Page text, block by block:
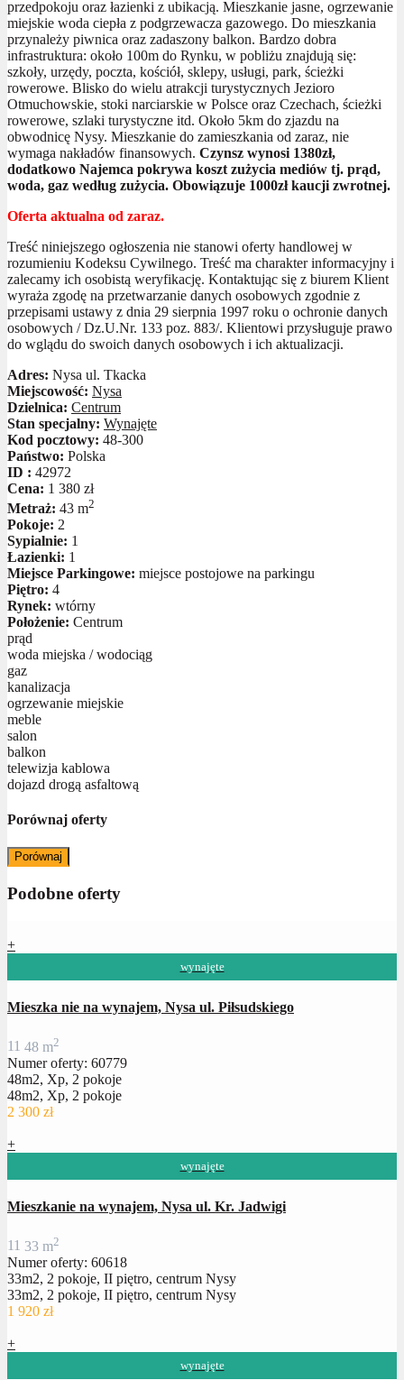
przedpokoju oraz łazienki z ubikacją. Mieszkanie jasne, ogrzewanie
miejskie woda ciepła z podgrzewacza gazowego. Do mieszkania
przynależy piwnica oraz zadaszony balkon. Bardzo dobra
infrastruktura: około 100m do Rynku, w pobliżu znajdują się:
szkoły, urzędy, poczta, kościół, sklepy, usługi, park, ścieżki
rowerowe. Blisko do wielu atrakcji turystycznych Jezioro
Otmuchowskie, stoki narciarskie w Polsce oraz Czechach, ścieżki
rowerowe, szlaki turystyczne itd. Około 5km do zjazdu na
obwodnicę Nysy. Mieszkanie do zamieszkania od zaraz, nie
wymaga nakładów finansowych. Czynsz wynosi 1380zł,
dodatkowo Najemca pokrywa koszt zużycia mediów tj. prąd,
woda, gaz według zużycia. Obowiązuje 1000zł kaucji zwrotnej.
Oferta aktualna od zaraz.
Treść niniejszego ogłoszenia nie stanowi oferty handlowej w
rozumieniu Kodeksu Cywilnego. Treść ma charakter informacyjny i
zalecamy ich osobistą weryfikację. Kontaktując się z biurem Klient
wyraża zgodę na przetwarzanie danych osobowych zgodnie z
przepisami ustawy z dnia 29 sierpnia 1997 roku o ochronie danych
osobowych / Dz.U.Nr. 133 poz. 883/. Klientowi przysługuje prawo
do wglądu do swoich danych osobowych i ich aktualizacji.
Adres: Nysa ul. Tkacka
Miejscowość: Nysa
Dzielnica: Centrum
Stan specjalny: Wynajęte
Kod pocztowy: 48-300
Państwo: Polska
ID : 42972
Cena: 1 380 zł
Metraż: 43 m2
Pokoje: 2
Sypialnie: 1
Łazienki: 1
Miejsce Parkingowe: miejsce postojowe na parkingu
Piętro: 4
Rynek: wtórny
Położenie: Centrum
prąd
woda miejska / wodociąg
gaz
kanalizacja
ogrzewanie miejskie
meble
salon
balkon
telewizja kablowa
dojazd drogą asfaltową
Porównaj oferty
Porównaj
Podobne oferty
+
wynajęte
Mieszka nie na wynajem, Nysa ul. Piłsudskiego
11 48 m2
Numer oferty: 60779
48m2, Xp, 2 pokoje
48m2, Xp, 2 pokoje
2 300 zł
+
wynajęte
Mieszkanie na wynajem, Nysa ul. Kr. Jadwigi
11 33 m2
Numer oferty: 60618
33m2, 2 pokoje, II piętro, centrum Nysy
33m2, 2 pokoje, II piętro, centrum Nysy
1 920 zł
+
wynajęte